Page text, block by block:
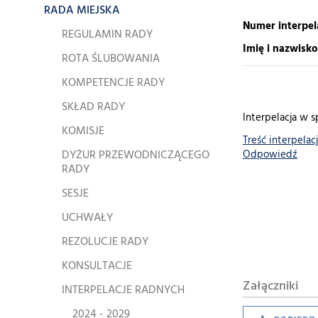
RADA MIEJSKA
REGULAMIN RADY
ROTA ŚLUBOWANIA
KOMPETENCJE RADY
SKŁAD RADY
KOMISJE
DYŻUR PRZEWODNICZĄCEGO
RADY
SESJE
UCHWAŁY
REZOLUCJE RADY
KONSULTACJE
INTERPELACJE RADNYCH
Numer
Imię i
Interpelacja w
Treść
Odpowiedź
Załączniki